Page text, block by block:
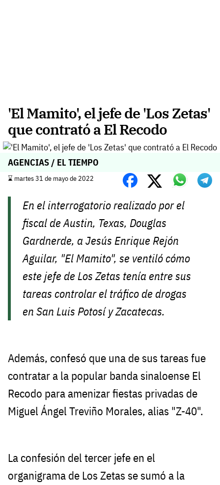
'El Mamito', el jefe de 'Los Zetas'
que contrató a El Recodo
AGENCIAS / EL TIEMPO
⌛️ martes 31 de mayo de 2022
En el interrogatorio realizado por el
fiscal de Austin, Texas, Douglas
Gardnerde, a Jesús Enrique Rejón
Aguilar, "El Mamito", se ventiló cómo
este jefe de Los Zetas tenía entre sus
tareas controlar el tráfico de drogas
en San Luis Potosí y Zacatecas.
Además, confesó que una de sus tareas fue
contratar a la popular banda sinaloense El
Recodo para amenizar fiestas privadas de
Miguel Ángel Treviño Morales, alias "Z-40".
La confesión del tercer jefe en el
organigrama de Los Zetas se sumó a la